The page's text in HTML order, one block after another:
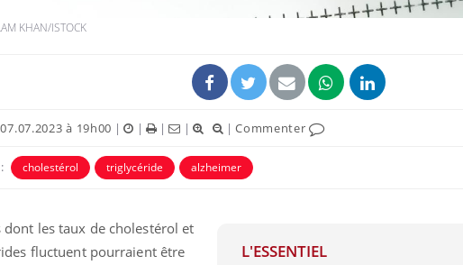
KHAN/ISTOCK
à 19h00 | | | | |Commenter
cholestérol triglycéride alzheimer
L'ESSENTIEL
dont les taux de cholestérol et
fluctuent pourraient être